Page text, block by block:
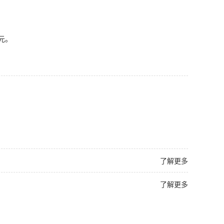
。
了解更多
了解更多